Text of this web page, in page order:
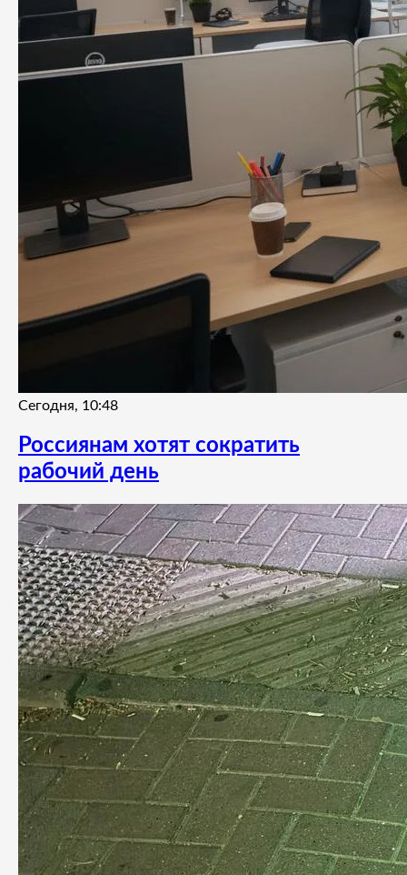
Сегодня, 10:48
Россиянам хотят сократить
рабочий день